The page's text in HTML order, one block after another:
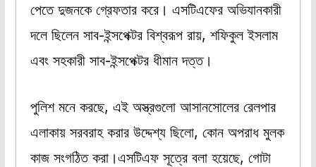
পেতে দুজনকে গ্রেফতার করে। এসটিএফের অভিযানকারী
দলে ছিলেন সাব-ইন্সপেক্টর বিশ্বরূপ রায়, শফিকুল ইসলাম
এবং সহকারী সাব-ইন্সপেক্টর ধীমান দত্ত।
পুলিশ মনে করছে, এই অস্ত্রগুলো আসানসোলের রেলপার
এলাকায় সরবরাহ করার উদ্দেশ্য ছিলো, কোন অপরাধ মুলক
কাজ সংগঠিত করা।এসটিএফ সূত্রে বলা হয়েছে, গোটা